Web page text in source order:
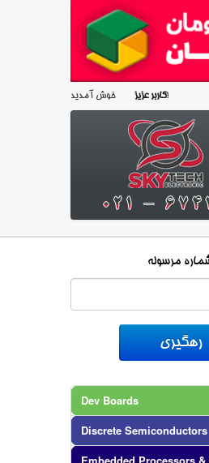
کاربر عزیزخوش آمدید!
مرسوله
Dev Boards
Discrete Semiconductors